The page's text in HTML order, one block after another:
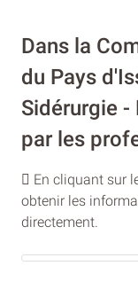
Dans la
du Pays
Sidérurgie -
par les
En cliquant sur
obtenir les
directement.